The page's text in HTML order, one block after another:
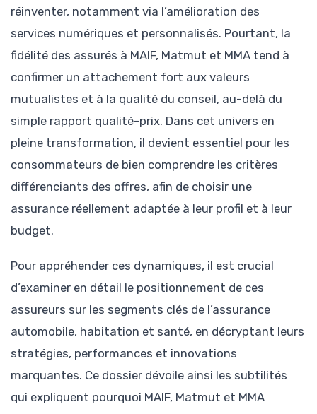
réinventer, notamment via l’amélioration des
services numériques et personnalisés. Pourtant, la
fidélité des assurés à MAIF, Matmut et MMA tend à
confirmer un attachement fort aux valeurs
mutualistes et à la qualité du conseil, au-delà du
simple rapport qualité-prix. Dans cet univers en
pleine transformation, il devient essentiel pour les
consommateurs de bien comprendre les critères
différenciants des offres, afin de choisir une
assurance réellement adaptée à leur profil et à leur
budget.
Pour appréhender ces dynamiques, il est crucial
d’examiner en détail le positionnement de ces
assureurs sur les segments clés de l’assurance
automobile, habitation et santé, en décryptant leurs
stratégies, performances et innovations
marquantes. Ce dossier dévoile ainsi les subtilités
qui expliquent pourquoi MAIF, Matmut et MMA